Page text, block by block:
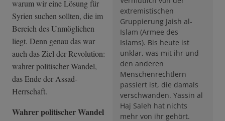
extremistischen
Gruppierung Jaish al-
Islam (Armee des
Islams). Bis heute ist
unklar, was mit ihr und
den anderen
Menschenrechtlern
passiert ist, die damals
verschwanden. Yassin al
Haj Saleh hat nichts
mehr von ihr gehört.
warum wir eine Lösung für
Syrien suchen sollten, die im
Bereich des Unmöglichen
liegt. Denn genau das war
auch das Ziel der Revolution:
wahrer politischer Wandel,
das Ende der Assad-
Herrschaft.
Wahrer politischer Wandel